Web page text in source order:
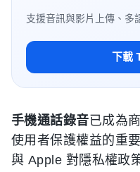
支援音訊與影片上傳、多
下載
手機通話錄音已成為
使用者保護權益的重
與 Apple 對隱私權政